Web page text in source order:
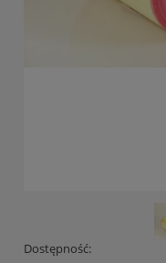
Dostępność: